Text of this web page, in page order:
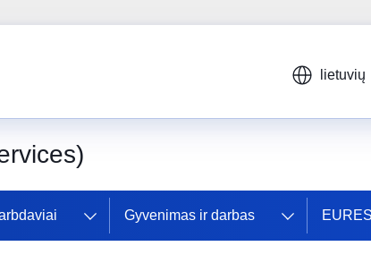
lietuvių
Gyvenimas ir darbas